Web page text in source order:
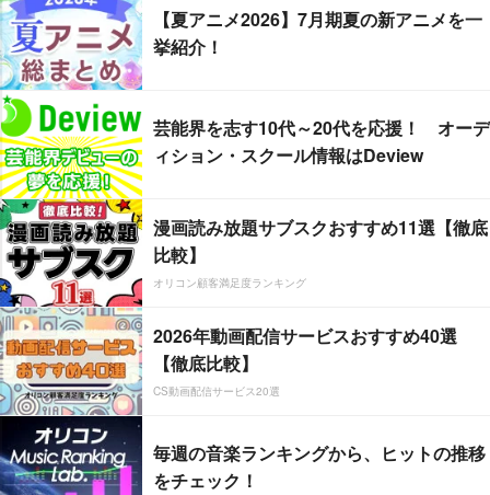
【夏アニメ2026】7月期夏の新アニメを一
挙紹介！
芸能界を志す10代～20代を応援！ オーデ
ィション・スクール情報はDeview
漫画読み放題サブスクおすすめ11選【徹底
比較】
オリコン顧客満足度ランキング
2026年動画配信サービスおすすめ40選
【徹底比較】
CS動画配信サービス20選
毎週の音楽ランキングから、ヒットの推移
をチェック！